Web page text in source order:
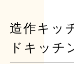
造作キッ
ドキッチ